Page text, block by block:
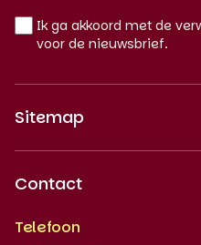
Ik ga akkoord met de
voor de nieuwsbrief.
Sitemap
Contact
Telefoon